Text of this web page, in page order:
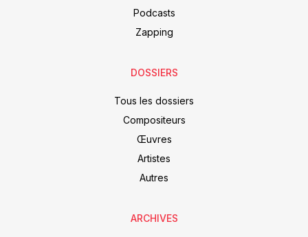
Podcasts
Zapping
DOSSIERS
Tous les dossiers
Compositeurs
Œuvres
Artistes
Autres
ARCHIVES